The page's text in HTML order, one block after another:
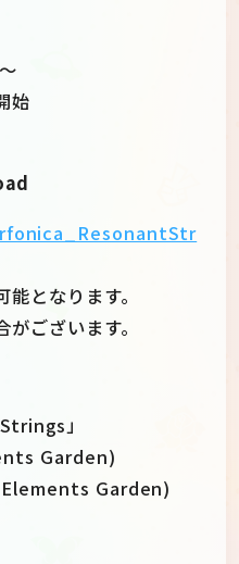
始
となります。
ございます。
」
Garden)
Garden)